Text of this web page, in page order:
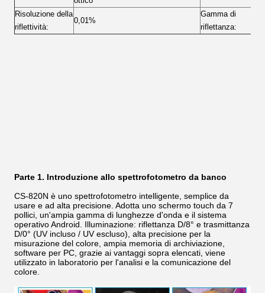
Risoluzione della
riflettività:
0,01%
Gamma di
riflettanza:
Parte 1. Introduzione allo spettrofotometro da banco
CS-820N è uno spettrofotometro intelligente, semplice da
usare e ad alta precisione. Adotta uno schermo touch da 7
pollici, un'ampia gamma di lunghezze d'onda e il sistema
operativo Android. Illuminazione: riflettanza D/8° e trasmittanza
D/0° (UV incluso / UV escluso), alta precisione per la
misurazione del colore, ampia memoria di archiviazione,
software per PC, grazie ai vantaggi sopra elencati, viene
utilizzato in laboratorio per l'analisi e la comunicazione del
colore.